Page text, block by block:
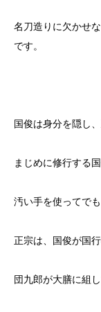
名刀造りに欠かせ
です。
国俊は身分を隠し
まじめに修行する国
汚い手を使ってで
正宗は、国俊が国
団九郎が大膳に組